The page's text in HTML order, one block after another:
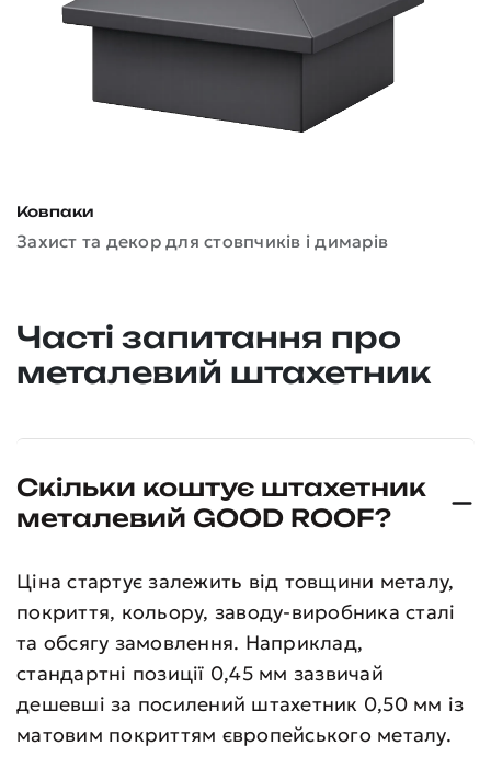
Ковпаки
Захист та декор для стовпчиків і димарів
Часті запитання про
металевий штахетник
Скільки коштує штахетник
металевий GOOD ROOF?
Ціна стартує залежить від товщини металу,
покриття, кольору, заводу-виробника сталі
та обсягу замовлення. Наприклад,
стандартні позиції 0,45 мм зазвичай
дешевші за посилений штахетник 0,50 мм із
матовим покриттям європейського металу.